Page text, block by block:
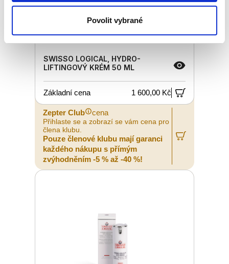
Povolit vybrané
SWISSO LOGICAL, HYDRO-
LIFTINGOVÝ KRÉM 50 ML
Základní cena 1 600,00 Kč
Zepter Club cena
Přihlaste se a zobrazí se vám cena pro
člena klubu.
Pouze členové klubu mají garanci
každého nákupu s přímým
zvýhodněním -5 % až -40 %!